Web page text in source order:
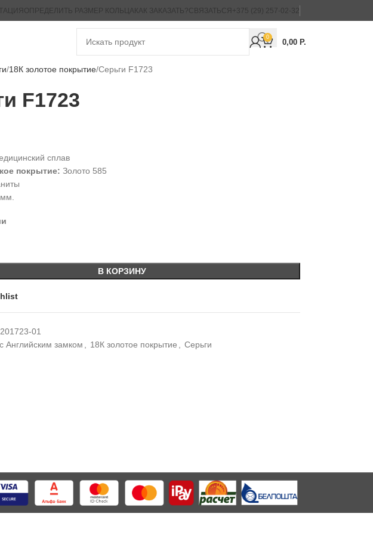
ОПРЕДЕЛИТЬ РАЗМЕР КОЛЬЦАКАК ЗАКАЗАТЬ?СВЯЗАТЬСЯ +375 (29) 257-02-32
0
0,00 Р.
18К золотое покрытие Серьги F1723
F1723
сплав
покрытие: Золото 585
В КОРЗИНУ
01
Английским замком 18К золотое покрытие Серьги